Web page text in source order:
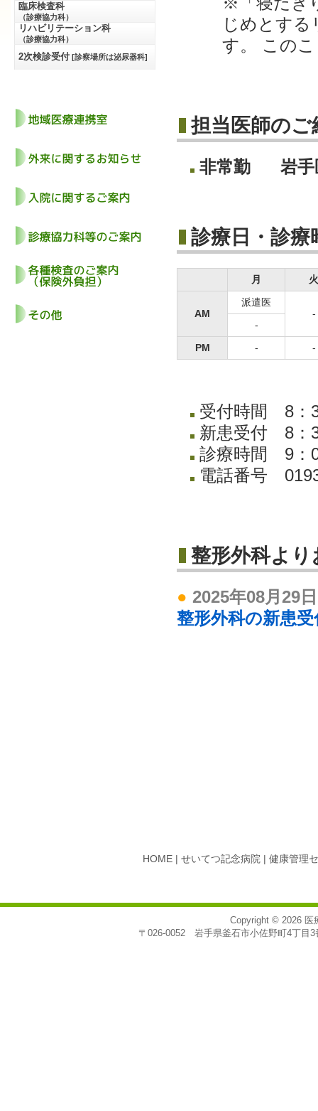
じめとする
す。 この
担当医師のご
非常勤 岩
診療日・診療
月 火
AM
派遣医
-
-
PM
- -
受付時間 8：
新患受付 8：
診療時間 9：
電話番号
整形外科よ
● 2025年08月29日
整形外科の新患
臨床検査科
（診療協力科）
リハビリテーション科
（診療協力科）
2次検診受付 [診察場所は泌尿器科]
HOME | せいてつ記念病院 | 健康管理
Copyright © 2026 医
〒026-0052 岩手県釜石市小佐野町4丁目